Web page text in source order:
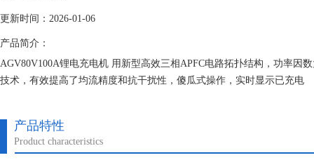
更新时间：2026-01-06
产品简介：
AGV80V100A锂电充电机 用新型高效三相APFC电路拓扑结构，功率因
技术，有效提高了均流精度和抗干扰性，傻瓜式操作，实时显示已充电
产品特性
Product characteristics